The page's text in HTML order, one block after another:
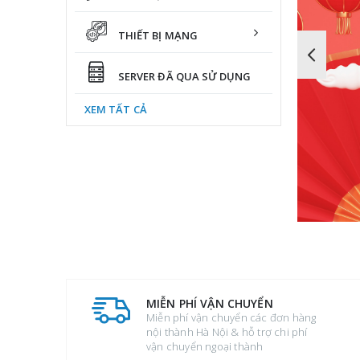
THIẾT BỊ MẠNG
SERVER ĐÃ QUA SỬ DỤNG
XEM TẤT CẢ
Dell R640 (8×2.5”)/2 x Intel Xeon
Gold 6138 2.0G
47.000.000₫
Dell
MIỄN PHÍ VẬN CHUYỂN
Miễn phí vận chuyển các đơn hàng
nội thành Hà Nội & hỗ trợ chi phí
vận chuyển ngoại thành